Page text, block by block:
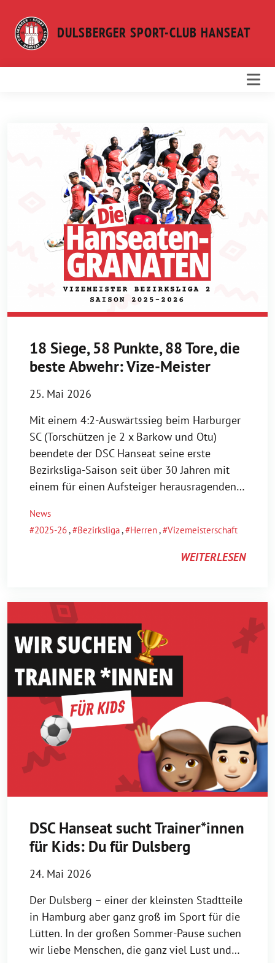
zum
Inhalt
DULSBERGER SPORT-CLUB HANSEAT
18 Siege, 58 Punkte, 88 Tore, die
beste Abwehr: Vize-Meister
25. Mai 2026
Mit einem 4:2-Auswärtssieg beim Harburger
SC (Torschützen je 2 x Barkow und Otu)
beendete der DSC Hanseat seine erste
Bezirksliga-Saison seit über 30 Jahren mit
einem für einen Aufsteiger herausragenden…
News
2025-26, Bezirksliga, Herren, Vizemeisterschaft
WEITERLESEN
DSC Hanseat sucht Trainer*innen
für Kids: Du für Dulsberg
24. Mai 2026
Der Dulsberg – einer der kleinsten Stadtteile
in Hamburg aber ganz groß im Sport für die
Lütten. In der großen Sommer-Pause suchen
wir liebe Menschen, die ganz viel Lust und…